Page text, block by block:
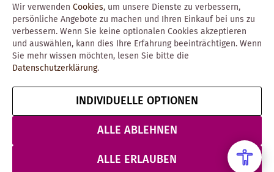
Copyright © 2026 Obadis GmbH
ImpressumAGBDatenschutz
& Sicherheit
Vertrag widerrufen
Wir verwenden Cookies, um unsere Dienste zu verbessern,
persönliche Angebote zu machen und Ihren Einkauf bei uns zu
verbessern. Wenn Sie keine optionalen Cookies akzeptieren
und auswählen, kann dies Ihre Erfahrung beeinträchtigen. Wenn
Sie mehr wissen möchten, lesen Sie bitte die
Datenschutzerklärung.
INDIVIDUELLE OPTIONEN
ALLE ABLEHNEN
ALLE ERLAUBEN